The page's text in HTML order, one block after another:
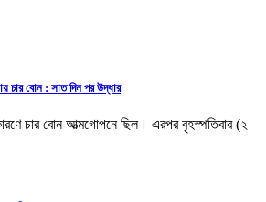
চার বোন : সাত দিন পর উদ্ধার
চার বোন আত্মগোপনে ছিল। এরপর বৃহস্পতিবার (২